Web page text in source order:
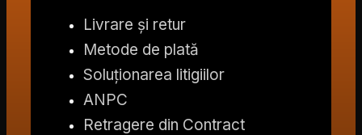
Livrare și retur
Metode de plată
Soluționarea litigiilor
ANPC
Retragere din Contract